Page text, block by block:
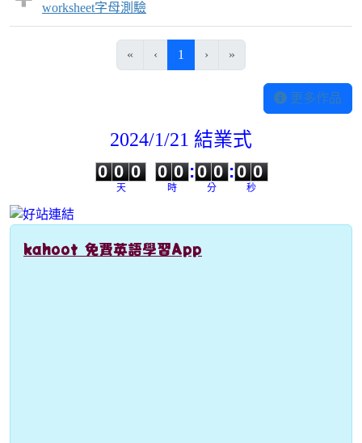
worksheet字母測驗
« ‹ 1 (目前頁次)
› »
更多作品
2024/1/21 結業式
0
0
0
0
0
天
0
0
0
0
時
:
0
0
0
0
分
:
0
0 0
秒
kahoot 免費英語學習App